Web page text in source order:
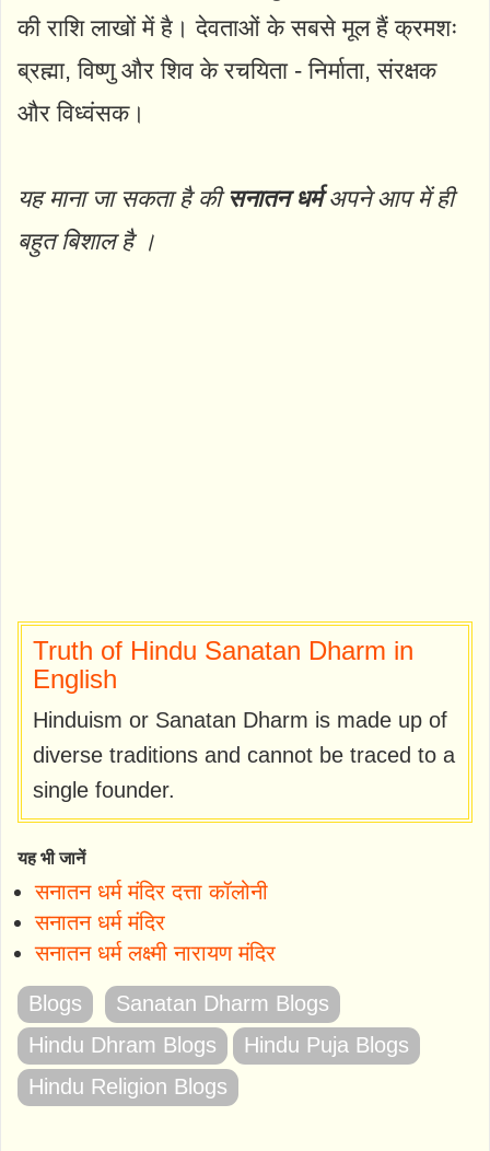
की राशि लाखों में है। देवताओं के सबसे मूल हैं क्रमशः
ब्रह्मा, विष्णु और शिव के रचयिता - निर्माता, संरक्षक
और विध्वंसक।
यह माना जा सकता है कीसनातन धर्मअपने आप में ही
बहुत बिशाल है ।
Truth of Hindu Sanatan Dharm in
English
Hinduism or Sanatan Dharm is made up of
diverse traditions and cannot be traced to a
single founder.
यह भी जानें
सनातन धर्म मंदिर दत्ता कॉलोनी
सनातन धर्म मंदिर
सनातन धर्म लक्ष्मी नारायण मंदिर
Blogs
Sanatan Dharm Blogs
Hindu Dhram Blogs
Hindu Puja Blogs
Hindu Religion Blogs